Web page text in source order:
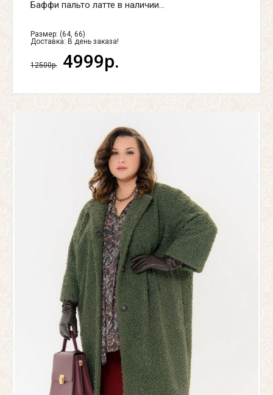
Баффи пальто латте в наличии...
Размер: (64, 66)
Доставка: В день заказа!
12500р. 4999р.